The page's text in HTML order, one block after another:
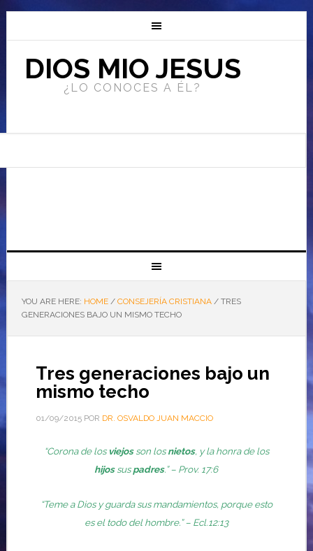
DIOS MIO JESUS
¿LO CONOCES A ÉL?
YOU ARE HERE: HOME / CONSEJERÍA CRISTIANA /TRES
GENERACIONES BAJO UN MISMO TECHO
Tres generaciones bajo un
mismo techo
01/09/2015POR DR. OSVALDO JUAN MACCIO
“Corona de los viejosson losnietos, y la honra de los
hijossuspadres.” – Prov. 17:6
“Teme a Dios y guarda sus mandamientos, porque esto
es el todo del hombre.” – Ecl.12:13